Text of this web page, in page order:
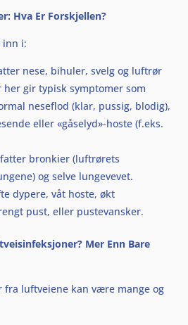
Hva Er Forskjellen?
inn i:
nese, bihuler, svelg og luftrør
her gir typisk symptomer som
neseflod (klar, pussig, blodig),
eller «gåselyd»-hoste (f.eks.
bronkier (luftrørets
og selve lungevevet.
dypere, våt hoste, økt
pust, eller pustevansker.
Mer Enn Bare
fra luftveiene kan være mange og